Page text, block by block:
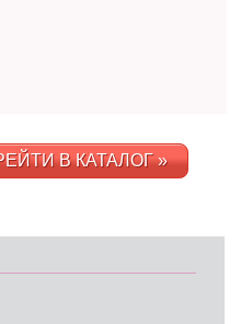
В КАТАЛОГ »